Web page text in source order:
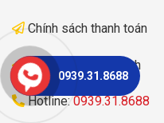
Chính sách thanh toán
Chính sách bảo hành
Hotline: 0939.31.8688
0939.31.8688